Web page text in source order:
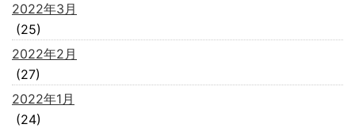
2022年3月
(25)
2022年2月
(27)
2022年1月
(24)